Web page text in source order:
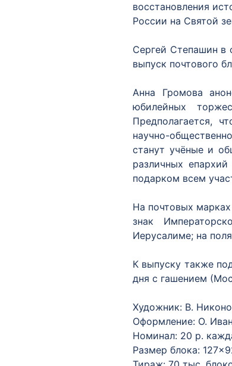
восстановления
России на Святой
Сергей Степашин в
выпуск почтового
Анна Громова
юбилейных
Предполагается,
научно-
станут учёные и
различных
подарком всем
На почтовых
знак
Иерусалиме; на
К выпуску также
дня с гашением
Художник: В.
Оформление: О.
Номинал: 20 р.
Размер блока: